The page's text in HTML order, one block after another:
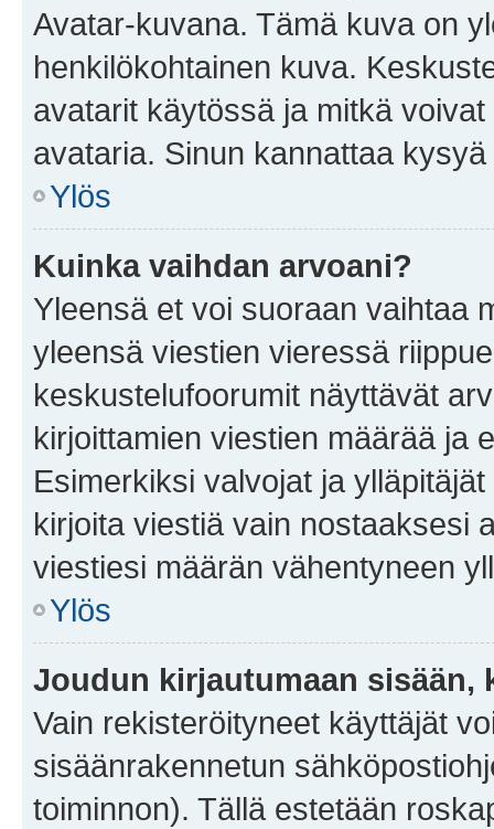
Avatar-kuvana. Tämä kuva on
henkilökohtainen kuva.
avatarit käytössä ja mitkä
avataria. Sinun kannattaa
Ylös
Kuinka vaihdan arvoani?
Yleensä et voi suoraan vaihtaa
yleensä viestien vieressä
keskustelufoorumit näyttävät
kirjoittamien viestien määrää ja
Esimerkiksi valvojat ja
kirjoita viestiä vain nostaaksesi
viestiesi määrän vähentyneen
Ylös
Joudun kirjautumaan sisään,
Vain rekisteröityneet käyttäjät
sisäänrakennetun
toiminnon). Tällä estetään